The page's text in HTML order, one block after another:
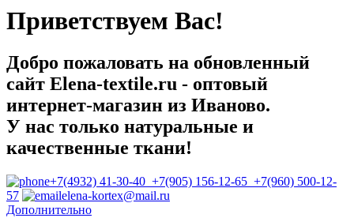
Приветствуем Вас!
Добро пожаловать на обновленный
сайт Elena-textile.ru - оптовый
интернет-магазин из Иваново.
У нас только натуральные и
качественные ткани!
+7(4932) 41-30-40 +7(905) 156-12-65 +7(960) 500-12-
57
elena-kortex@mail.ru
Дополнительно